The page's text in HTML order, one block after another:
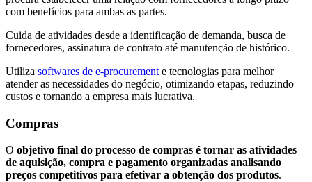
com benefícios para ambas as partes.
Cuida de atividades desde a identificação de demanda, busca de
fornecedores, assinatura de contrato até manutenção de histórico.
Utiliza softwares de e-procurement e tecnologias para melhor
atender as necessidades do negócio, otimizando etapas, reduzindo
custos e tornando a empresa mais lucrativa.
Compras
O objetivo final do processo de compras é tornar as atividades
de aquisição, compra e pagamento organizadas analisando
preços competitivos para efetivar a obtenção dos produtos.